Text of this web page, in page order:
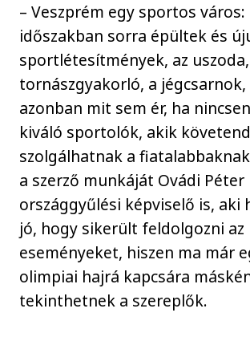
– Veszprém egy sportos
időszakban sorra épültek és
sportlétesítmények, az
tornászgyakorló, a jégcsarnok,
azonban mit sem ér, ha
kiváló sportolók, akik
szolgálhatnak a
a szerző munkáját Ovádi Péter
országgyűlési képviselő is, aki
jó, hogy sikerült feldolgozni az
eseményeket, hiszen ma már
olimpiai hajrá kapcsára
tekinthetnek a szereplők.